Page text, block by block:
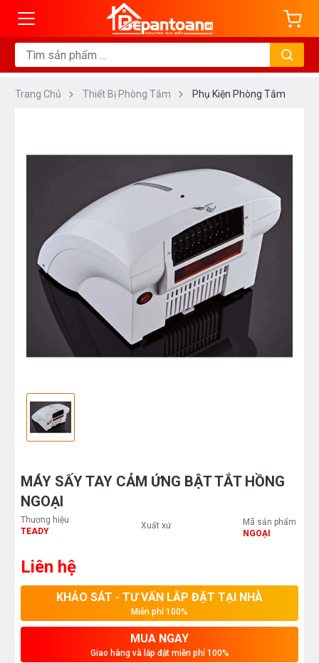
Trang Chủ Thiết Bị Phòng Tắm Phụ Kiện Phòng Tắm
MÁY SẤY TAY CẢM ỨNG BẬT TẮT HỒNG
NGOẠI
Thương hiệu
TEADY
Xuất xứ
Mã sản phẩm
NGOẠI
Liên hệ
KHẢO SÁT - TƯ VẤN LẮP ĐẶT TẠI NHÀ
Miễn phí 100%
MUA NGAY
Giao hàng và lắp đặt miễn phí 100%